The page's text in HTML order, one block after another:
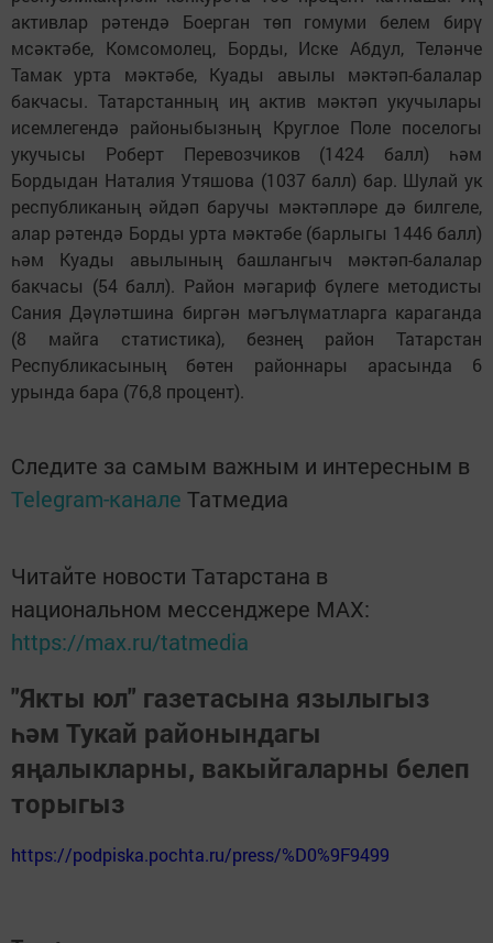
активлар рәтендә Боерган төп гомуми белем бирү
мсәктәбе, Комсомолец, Борды, Иске Абдул, Теләнче
Тамак урта мәктәбе, Куады авылы мәктәп-балалар
бакчасы. Татарстанның иң актив мәктәп укучылары
исемлегендә районыбызның Круглое Поле поселогы
укучысы Роберт Перевозчиков (1424 балл) һәм
Бордыдан Наталия Утяшова (1037 балл) бар. Шулай ук
республиканың әйдәп баручы мәктәпләре дә билгеле,
алар рәтендә Борды урта мәктәбе (барлыгы 1446 балл)
һәм Куады авылының башлангыч мәктәп-балалар
бакчасы (54 балл). Район мәгариф бүлеге методисты
Сания Дәүләтшина биргән мәгълүматларга караганда
(8 майга статистика), безнең район Татарстан
Республикасының бөтен районнары арасында 6
урында бара (76,8 процент).
Следите за самым важным и интересным в
Telegram-канале Татмедиа
Читайте новости Татарстана в
национальном мессенджере MАХ:
https://max.ru/tatmedia
"Якты юл" газетасына язылыгыз
һәм Тукай районындагы
яңалыкларны, вакыйгаларны белеп
торыгыз
https://podpiska.pochta.ru/press/%D0%9F9499